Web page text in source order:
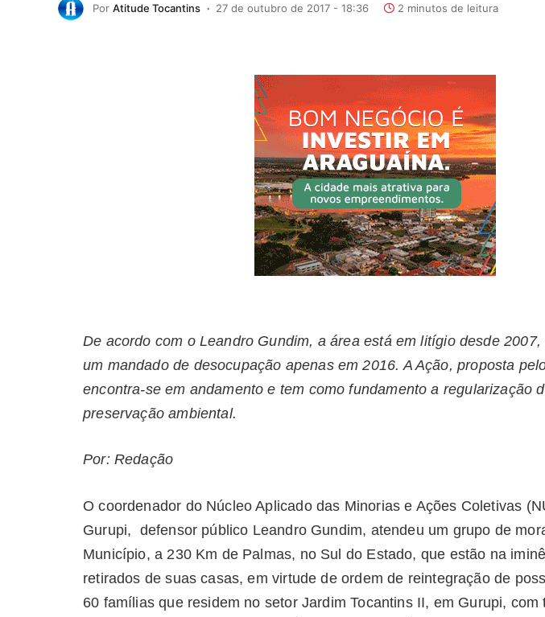
Por Atitude Tocantins 27 de outubro de 2017 - 18:36 2 minutos de leitura
De acordo com o Leandro Gundim, a área está em litígio desde
um mandado de desocupação apenas em 2016. A Ação, proposta
encontra-se em andamento e tem como fundamento a regularização
preservação ambiental.
Por: Redação
O coordenador do Núcleo Aplicado das Minorias e Ações Coletivas
Gurupi, defensor público Leandro Gundim, atendeu um grupo de
Município, a 230 Km de Palmas, no Sul do Estado, que estão na
retirados de suas casas, em virtude de ordem de reintegração de
60 famílias que residem no setor Jardim Tocantins II, em Gurupi, com